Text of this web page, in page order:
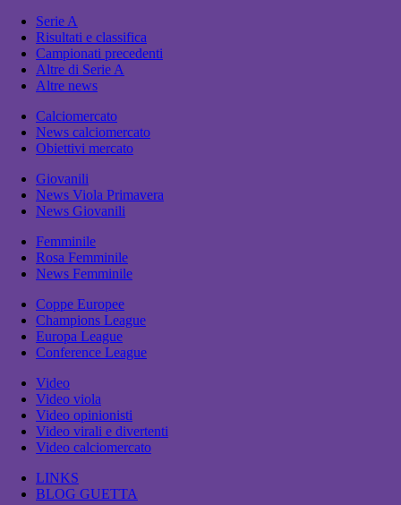
Serie A
Risultati e classifica
Campionati precedenti
Altre di Serie A
Altre news
Calciomercato
News calciomercato
Obiettivi mercato
Giovanili
News Viola Primavera
News Giovanili
Femminile
Rosa Femminile
News Femminile
Coppe Europee
Champions League
Europa League
Conference League
Video
Video viola
Video opinionisti
Video virali e divertenti
Video calciomercato
LINKS
BLOG GUETTA